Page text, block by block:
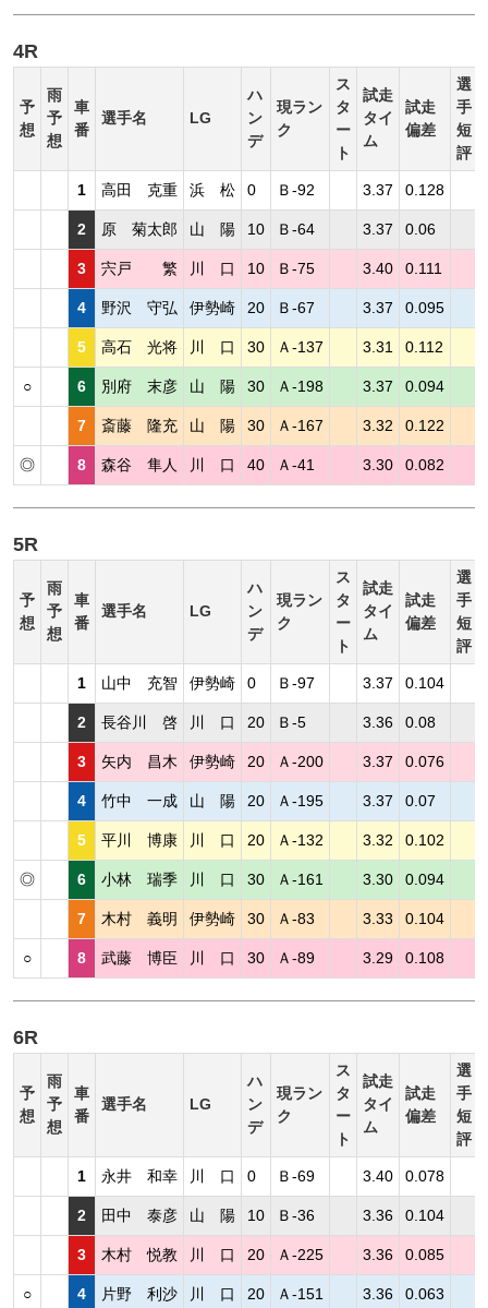
4R
予
想
雨
予
想
車
番
選手名 LG
ハ
ン
デ
現ラン
ク
ス
タ
ー
ト
試走
タイ
ム
試走
偏差
選
手
短
評
1 高田 克重 浜 松 0 Ｂ-92 3.37 0.128
2 原 菊太郎 山 陽 10 Ｂ-64 3.37 0.06
3 宍戸 繁 川 口 10 Ｂ-75 3.40 0.111
4 野沢 守弘 伊勢崎 20 Ｂ-67 3.37 0.095
5 高石 光将 川 口 30 Ａ-137 3.31 0.112
○ 6 別府 末彦 山 陽 30 Ａ-198 3.37 0.094
7 斎藤 隆充 山 陽 30 Ａ-167 3.32 0.122
◎ 8 森谷 隼人 川 口 40 Ａ-41 3.30 0.082
5R
予
想
雨
予
想
車
番
選手名 LG
ハ
ン
デ
現ラン
ク
ス
タ
ー
ト
試走
タイ
ム
試走
偏差
選
手
短
評
1 山中 充智 伊勢崎 0 Ｂ-97 3.37 0.104
2 長谷川 啓 川 口 20 Ｂ-5 3.36 0.08
3 矢内 昌木 伊勢崎 20 Ａ-200 3.37 0.076
4 竹中 一成 山 陽 20 Ａ-195 3.37 0.07
5 平川 博康 川 口 20 Ａ-132 3.32 0.102
◎ 6 小林 瑞季 川 口 30 Ａ-161 3.30 0.094
7 木村 義明 伊勢崎 30 Ａ-83 3.33 0.104
○ 8 武藤 博臣 川 口 30 Ａ-89 3.29 0.108
6R
予
想
雨
予
想
車
番
選手名 LG
ハ
ン
デ
現ラン
ク
ス
タ
ー
ト
試走
タイ
ム
試走
偏差
選
手
短
評
1 永井 和幸 川 口 0 Ｂ-69 3.40 0.078
2 田中 泰彦 山 陽 10 Ｂ-36 3.36 0.104
3 木村 悦教 川 口 20 Ａ-225 3.36 0.085
○ 4 片野 利沙 川 口 20 Ａ-151 3.36 0.063